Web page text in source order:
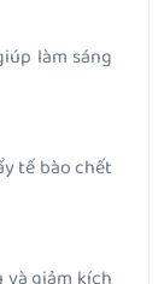
làm sáng
tế bào chết